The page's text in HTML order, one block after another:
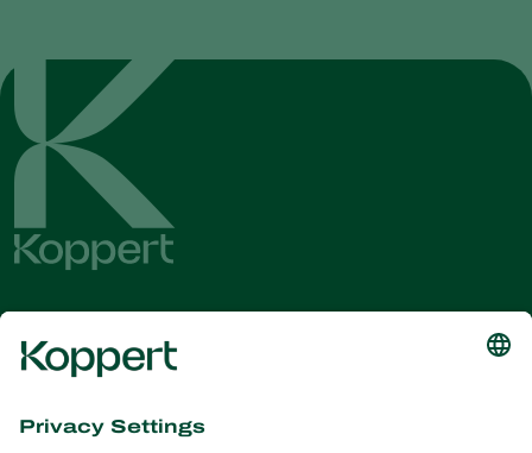
Get the latest news and
Subscribe here